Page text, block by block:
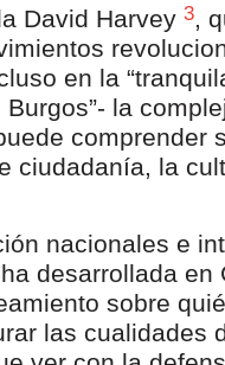
David Harvey 3,
en la
la
comprender
ciudadanía, la
nacionales e
desarrollada en
sobre
las cualidades